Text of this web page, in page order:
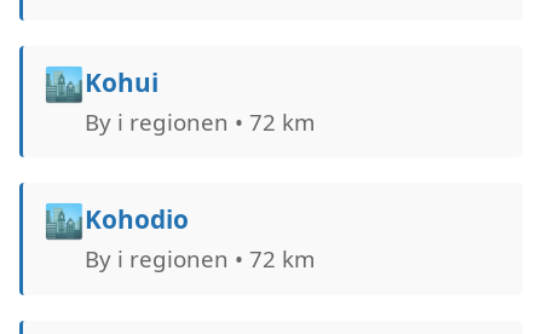
🏙️Kohui
By i regionen • 72 km
🏙️Kohodio
By i regionen • 72 km